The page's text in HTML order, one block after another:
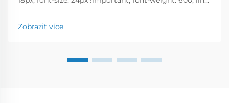
margin-bottom: 18px; font-size: 20px !important; font-
w...
Zobrazit více